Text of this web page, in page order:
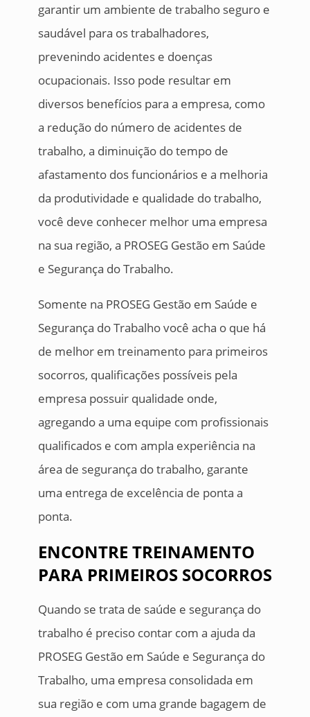
garantir um ambiente de trabalho seguro e
saudável para os trabalhadores,
prevenindo acidentes e doenças
ocupacionais. Isso pode resultar em
diversos benefícios para a empresa, como
a redução do número de acidentes de
trabalho, a diminuição do tempo de
afastamento dos funcionários e a melhoria
da produtividade e qualidade do trabalho,
você deve conhecer melhor uma empresa
na sua região, a PROSEG Gestão em Saúde
e Segurança do Trabalho.
Somente na PROSEG Gestão em Saúde e
Segurança do Trabalho você acha o que há
de melhor em treinamento para primeiros
socorros, qualificações possíveis pela
empresa possuir qualidade onde,
agregando a uma equipe com profissionais
qualificados e com ampla experiência na
área de segurança do trabalho, garante
uma entrega de excelência de ponta a
ponta.
ENCONTRE TREINAMENTO
PARA PRIMEIROS SOCORROS
Quando se trata de saúde e segurança do
trabalho é preciso contar com a ajuda da
PROSEG Gestão em Saúde e Segurança do
Trabalho, uma empresa consolidada em
sua região e com uma grande bagagem de